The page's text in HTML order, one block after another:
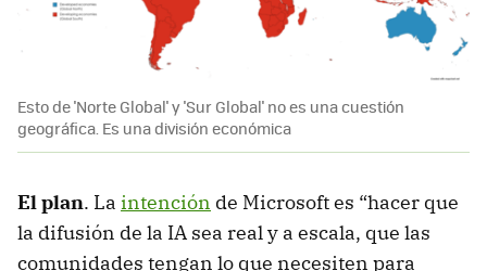
Esto de 'Norte Global' y 'Sur Global' no es una cuestión
geográfica. Es una división económica
El plan. La intención de Microsoft es “hacer que
la difusión de la IA sea real y a escala, que las
comunidades tengan lo que necesiten para